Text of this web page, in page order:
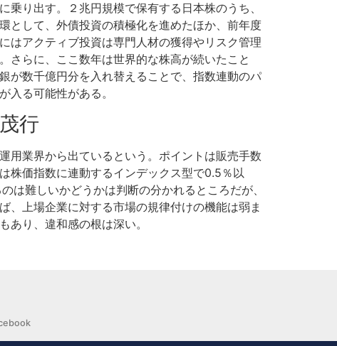
り出す。２兆円規模で保有する日本株のうち、
として、外債投資の積極化を進めたほか、前年度
はアクティブ投資は専門人材の獲得やリスク管理
さらに、ここ数年は世界的な株高が続いたこと
が数千億円分を入れ替えることで、指数連動のパ
入る可能性がある。
行
用業界から出ているという。ポイントは販売手数
株価指数に連動するインデックス型で0.5％以
は難しいかどうかは判断の分かれるところだが、
、上場企業に対する市場の規律付けの機能は弱ま
り、違和感の根は深い。